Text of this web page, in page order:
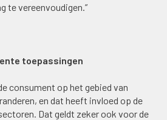
te vereenvoudigen.”
toepassingen
consument op het gebied van
en dat heeft invloed op de
Dat geldt zeker ook voor de